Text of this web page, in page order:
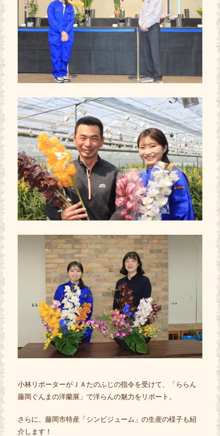
小林リポーターがＪＡたのふじの指令を受けて、「ららん
藤岡ぐんまの洋蘭展」で洋らんの魅力をリポート。
さらに、藤岡市特産「シンビジューム」の生産の様子も紹
介します！